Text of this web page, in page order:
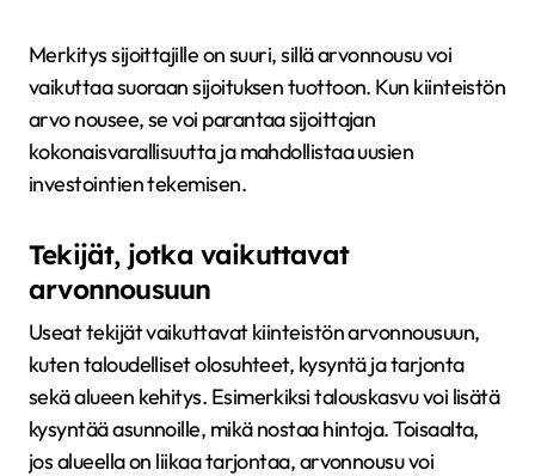
Merkitys sijoittajille on suuri, sillä arvonnousu voi
vaikuttaa suoraan sijoituksen tuottoon. Kun kiinteistön
arvo nousee, se voi parantaa sijoittajan
kokonaisvarallisuutta ja mahdollistaa uusien
investointien tekemisen.
Tekijät, jotka vaikuttavat
arvonnousuun
Useat tekijät vaikuttavat kiinteistön arvonnousuun,
kuten taloudelliset olosuhteet, kysyntä ja tarjonta
sekä alueen kehitys. Esimerkiksi talouskasvu voi lisätä
kysyntää asunnoille, mikä nostaa hintoja. Toisaalta,
jos alueella on liikaa tarjontaa, arvonnousu voi